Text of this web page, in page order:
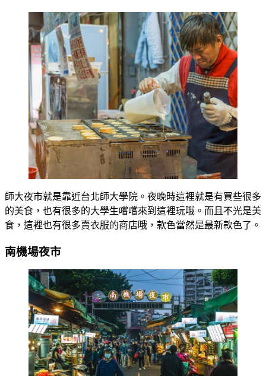
師大夜市就是靠近台北師大學院。夜晚時這裡就是有買些很多
的美食，也有很多的大學生嚐嚐來到這裡玩哦。而且不光是美
食，這裡也有很多賣衣服的商店哦，款色當然是最新款色了。
南機場夜市